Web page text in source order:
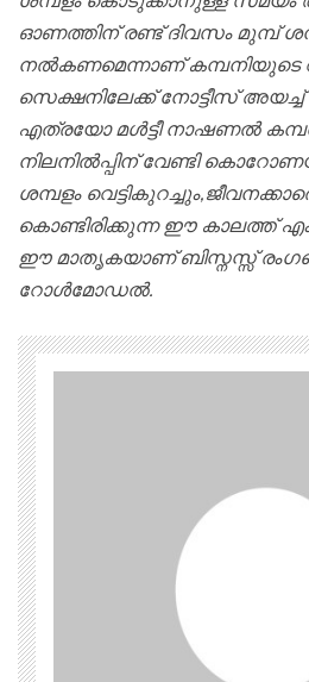
ഓണത്തിന് രണ്ട് ദിവസം മുമ്പ്
നൽകണമെന്നാണ് കമ്പനിയുടെ
സെക്ഷനിലേക്ക് നോട്ടീസ് അയച്ച്
എത്രയോ മൾട്ടീ നാഷണൽ
നിലനിൽപ്പിന് വേണ്ടി
ശമ്പളം വെട്ടികുറച്ചും,ജീവനക്കാരെ
കൊണ്ടിരിക്കുന്ന ഈ കാലത്ത്
ഈ മാതൃകയാണ് ബിസ്നസ്സ്
റോൾമോഡൽ.